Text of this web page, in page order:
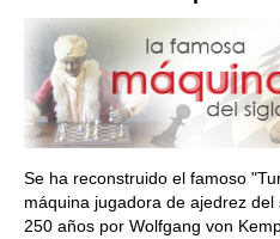
Se ha reconstruido el famoso
máquina jugadora de ajedrez
250 años por Wolfgang von